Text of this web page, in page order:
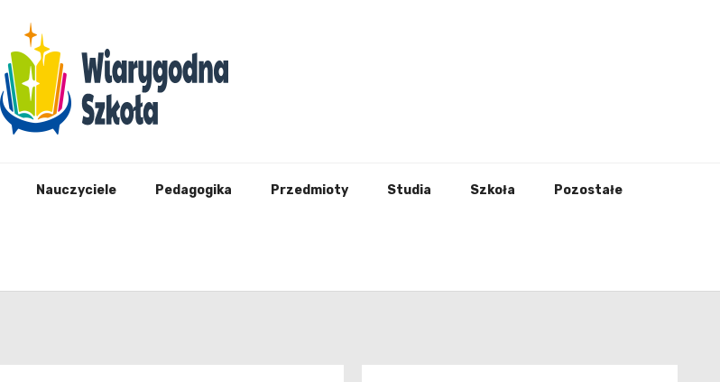
Nauczyciele Pedagogika Przedmioty Studia Szkoła Pozostałe